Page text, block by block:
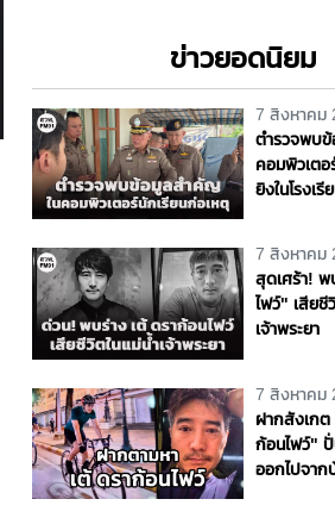
ข่าวยอดนิยม
7 สิงหาคม
ตำรวจพบ
คอมพิวเตอ
ยิงในโรงเ
7 สิงหาคม
สุดเศร้า! พ
ไฟว์" เสียชี
เจ้าพระยา
7 สิงหาคม
ฝากสังเกต
ก้อนไฟว์" ปั่
ออกไปจาก